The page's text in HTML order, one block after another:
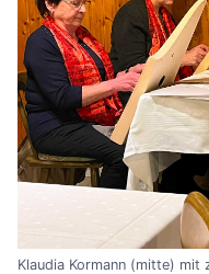
Klaudia Kormann (mitte) mit